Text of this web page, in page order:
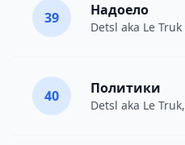
39 Надоело
Detsl aka Le Truk
40 Политики
Detsl aka Le Truk,